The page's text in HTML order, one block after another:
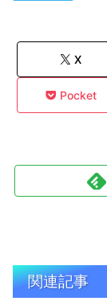
X
Pocket
関連記事